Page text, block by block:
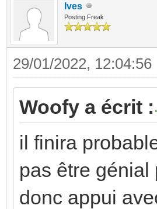
Ives
Posting Freak
29/01/2022, 12:04:56
Woofy a écrit :
il finira
pas être génial
donc appui